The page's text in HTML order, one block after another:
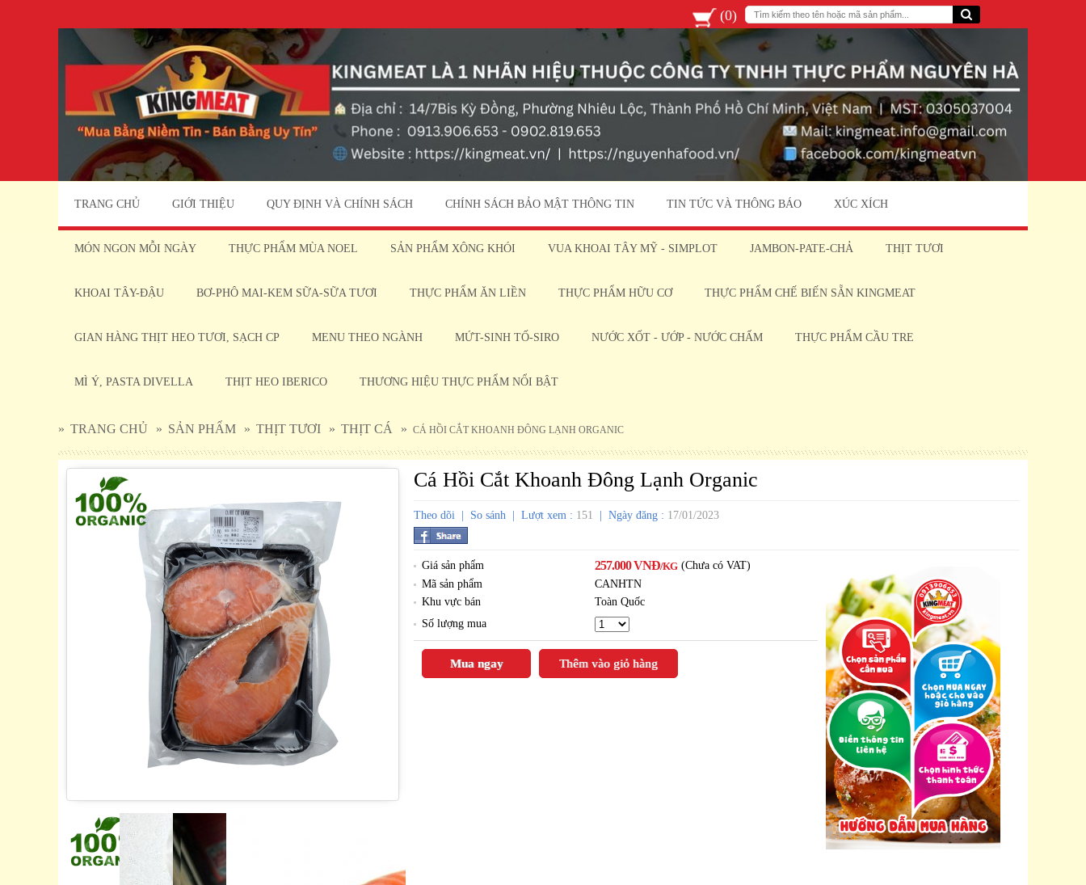
(0)
TRANG CHỦ GIỚI THIỆU QUY ĐỊNH VÀ CHÍNH SÁCH CHÍNH SÁCH BẢO MẬT THÔNG TIN TIN TỨC VÀ THÔNG BÁO XÚC XÍCH
MÓN NGON MỖI NGÀY THỰC PHẨM MÙA NOEL SẢN PHẨM XÔNG KHÓI VUA KHOAI TÂY MỸ - SIMPLOT JAMBON-PATE-CHẢ THỊT TƯƠI
KHOAI TÂY-ĐẬU BƠ-PHÔ MAI-KEM SỮA-SỮA TƯƠI THỰC PHẨM ĂN LIỀN THỰC PHẨM HỮU CƠ THỰC PHẨM CHẾ BIẾN SẴN KINGMEAT
GIAN HÀNG THỊT HEO TƯƠI, SẠCH CP MENU THEO NGÀNH MỨT-SINH TỐ-SIRO NƯỚC XỐT - ƯỚP - NƯỚC CHẤM THỰC PHẨM CẦU TRE
MÌ Ý, PASTA DIVELLA THỊT HEO IBERICO THƯƠNG HIỆU THỰC PHẨM NỔI BẬT
» TRANG CHỦ » SẢN PHẨM » THỊT TƯƠI » THỊT CÁ » CÁ HỒI CẮT KHOANH ĐÔNG LẠNH ORGANIC
Cá Hồi Cắt Khoanh Đông Lạnh Organic
Theo dõi So sánh | Lượt xem : 151 | Ngày đăng : 17/01/2023
Giá sản phẩm 257.000VNĐ/KG (Chưa có VAT)
Mã sản phẩm
CANHTN
Khu vực bán
Toàn Quốc
Số lượng mua
Mua ngay Thêm vào giỏ hàng